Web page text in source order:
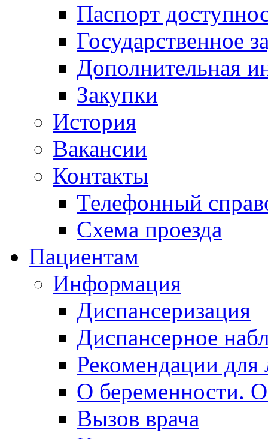
Паспорт
Государственное
Дополнительная
Закупки
История
Вакансии
Контакты
Телефонный
Схема проезда
Пациентам
Информация
Диспансеризация
Диспансерное
Рекомендации для
О беременности.
Вызов врача